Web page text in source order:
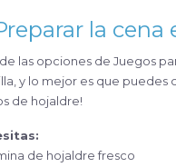
la cena
las opciones de Juegos
y lo mejor es que puedes
de hojaldre!
de hojaldre fresco